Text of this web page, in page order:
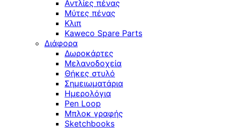
Αντλίες πένας
Μύτες πένας
Κλιπ
Kaweco Spare Parts
Διάφορα
Δωροκάρτες
Μελανοδοχεία
Θήκες στυλό
Σημειωματάρια
Ημερολόγια
Pen Loop
Μπλοκ γραφής
Sketchbooks